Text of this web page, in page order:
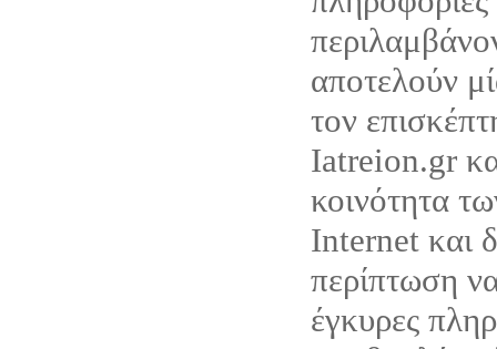
αποτελούν
τον
Iatreion.gr
κοινότητα
Internet και
περίπτωση
έγκυρες